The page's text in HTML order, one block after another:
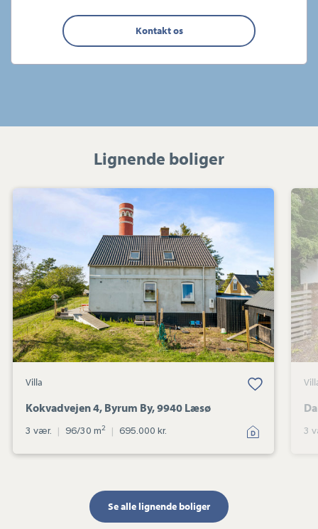
Kontakt os
Lignende boliger
Kokvadvejen
4,
Byrum
By,
9940
Læsø
Villa
Kokvadvejen 4, Byrum By, 9940 Læsø
3 vær. | 96/30 m2 | 695.000 kr. 3
Se alle lignende boliger